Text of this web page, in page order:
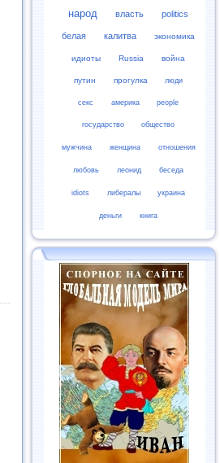
народ власть politics
белая калитва экономика
идиоты Russia война
путин прогулка люди
секс америка people
государство общество
мужчина женщина отношения
любовь леонид беседа
idiots либералы украина
деньги книга